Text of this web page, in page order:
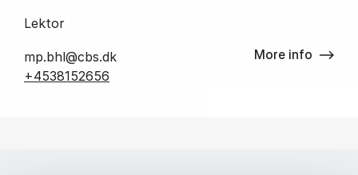
Lektor
mp.bhl@cbs.dk
+4538152656
More info